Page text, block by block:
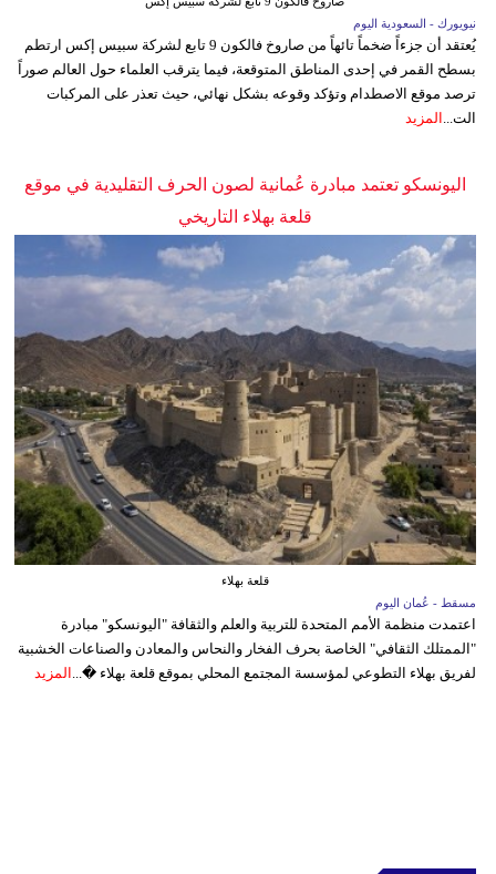
نيويورك - السعودية اليوم
يُعتقد أن جزءاً ضخماً تائهاً من صاروخ فالكون 9 تابع لشركة سبيس إكس ارتطم
بسطح القمر في إحدى المناطق المتوقعة، فيما يترقب العلماء حول العالم صوراً
ترصد موقع الاصطدام وتؤكد وقوعه بشكل نهائي، حيث تعذر على المركبات
الت... المزيد
اليونسكو تعتمد مبادرة عُمانية لصون الحرف التقليدية في موقع
قلعة بهلاء التاريخي
قلعة بهلاء
مسقط - عُمان اليوم
اعتمدت منظمة الأمم المتحدة للتربية والعلم والثقافة "اليونسكو" مبادرة
"الممتلك الثقافي" الخاصة بحرف الفخار والنحاس والمعادن والصناعات الخشبية
لفريق بهلاء التطوعي لمؤسسة المجتمع المحلي بموقع قلعة بهلاء �... المزيد